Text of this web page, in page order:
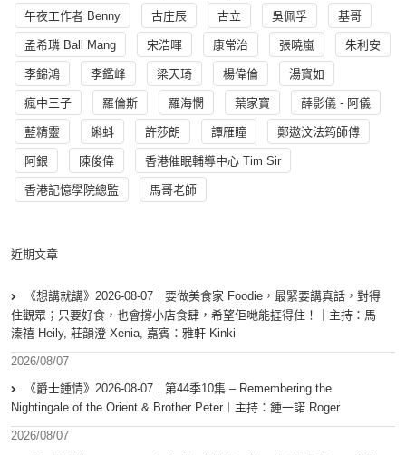
午夜工作者 Benny 古庄辰 古立 吳佩孚 基哥
孟希璘 Ball Mang 宋浩暉 康常治 張曉嵐 朱利安
李錦鴻 李鑑峰 梁天琦 楊偉倫 湯寳如
瘋中三子 羅倫斯 羅海憫 葉家寶 薛影儀 - 阿儀
藍精靈 蝌蚪 許莎朗 譚雁瞳 鄭遨汶法筠師傅
阿銀 陳俊偉 香港催眠輔導中心 Tim Sir
香港記憶學院總監 馬哥老師
近期文章
《想講就講》2026-08-07｜要做美食家 Foodie，最緊要講真話，對得
住觀眾；只要好食，也會撐小店食肆，希望佢哋能捱得住！｜主持：馬
溱禧 Heily, 莊韻澄 Xenia, 嘉賓：雅軒 Kinki
2026/08/07
《爵士鍾情》2026-08-07︱第44季10集 – Remembering the
Nightingale of the Orient & Brother Peter︱主持：鍾一諾 Roger
2026/08/07